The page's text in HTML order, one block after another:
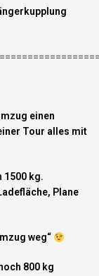
einen
Tour alles mit
1500 kg.
Plane
weg“
800 kg